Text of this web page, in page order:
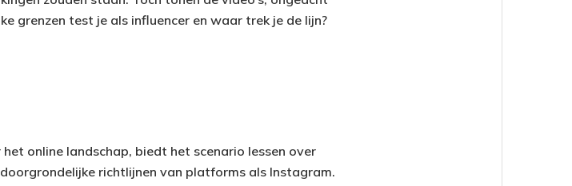
grenzen test je als influencer en waar trek je de lijn?
online landschap, biedt het scenario lessen over
richtlijnen van platforms als Instagram.